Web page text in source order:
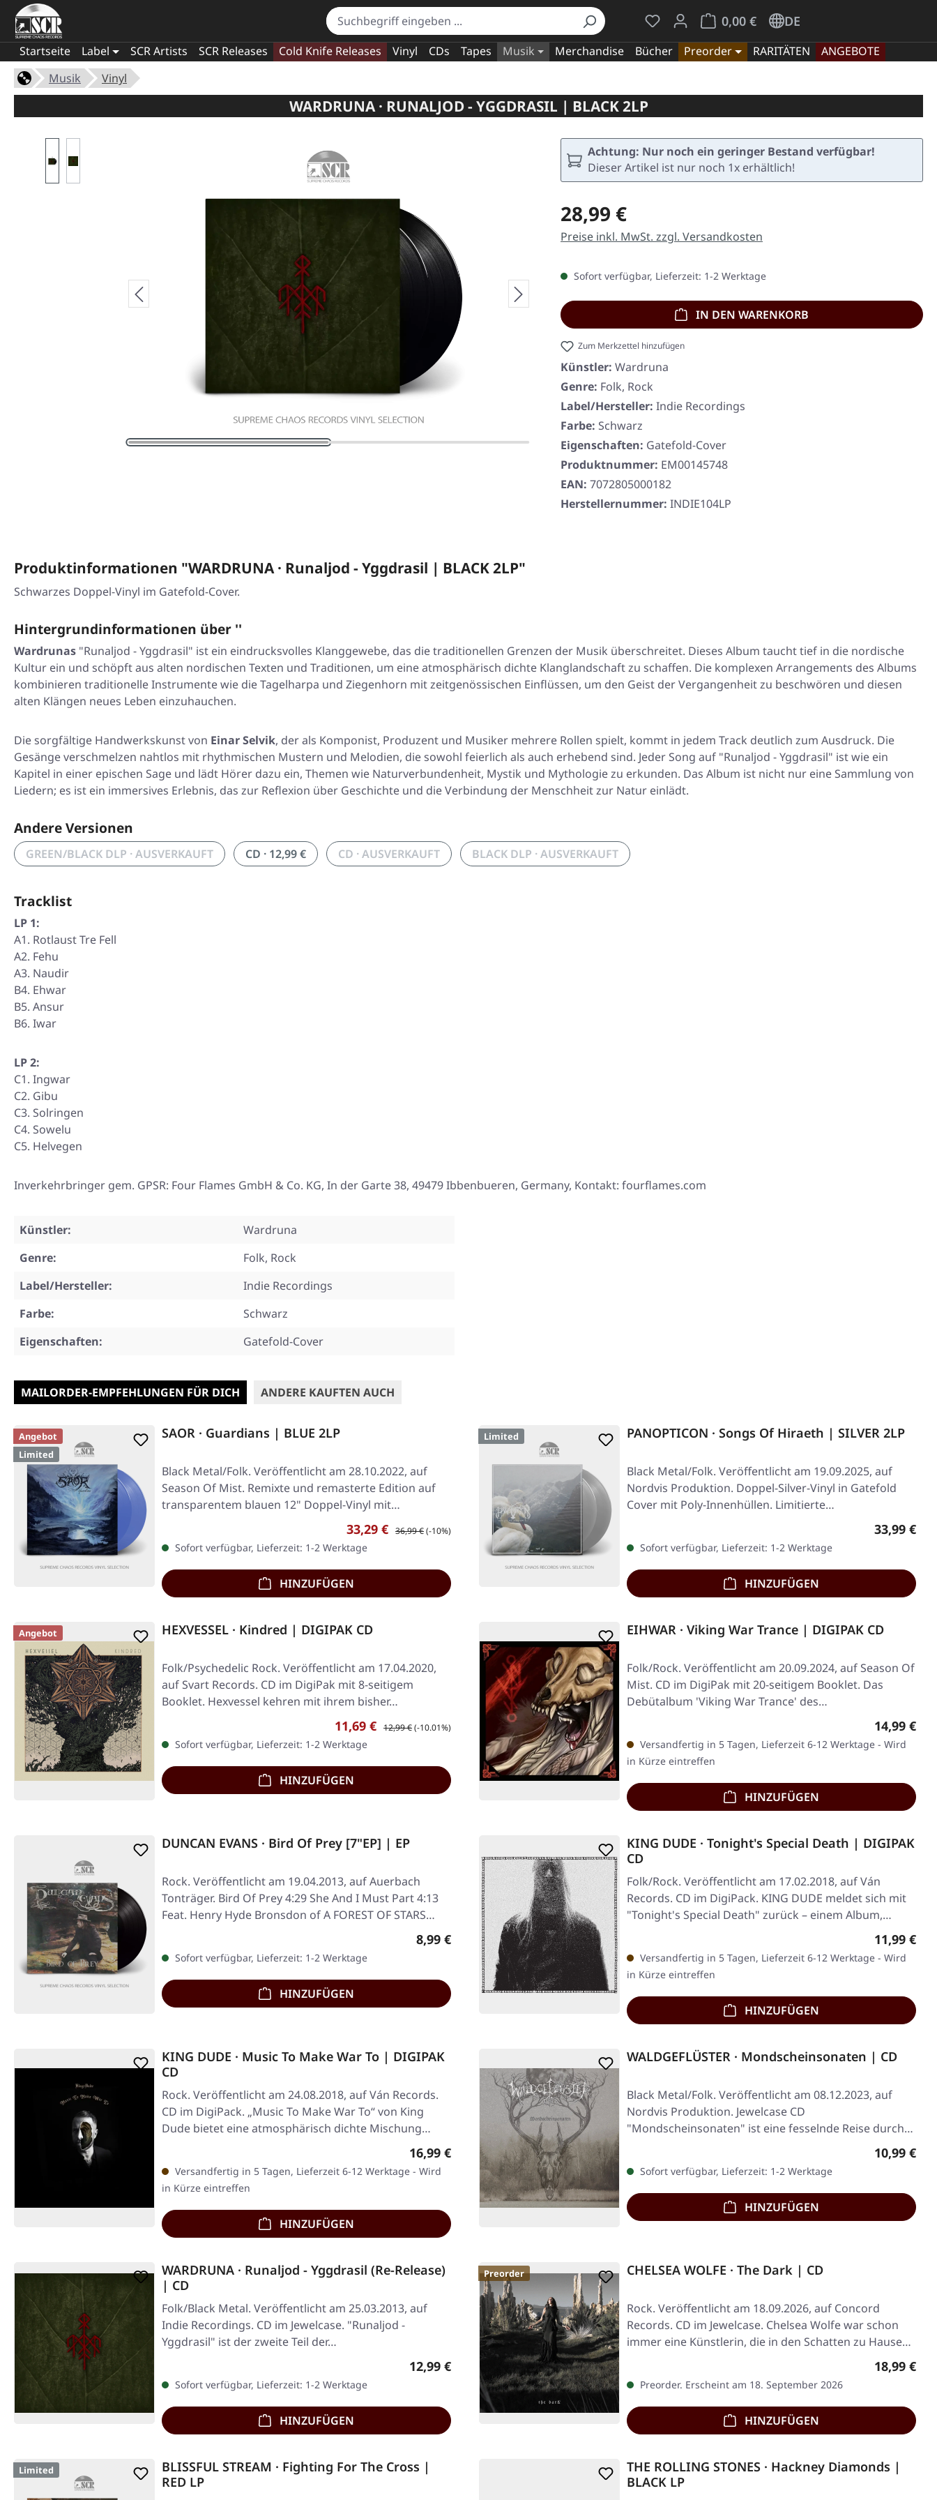
Du hast 0 Produkte auf dem Merkzettel
0,00 €
Warenkorb enthält 0 Positionen. Der
DE
Startseite Label SCR Artists SCR Releases Cold Knife Releases Vinyl CDs Tapes Musik Merchandise Bücher Preorder RARITÄTEN
ANGEBOTE
Musik
Vinyl
WARDRUNA · RUNALJOD - YGGDRASIL | BLACK 2LP
Achtung: Nur noch ein geringer Bestand verfügbar!
Dieser Artikel ist nur noch 1x erhältlich!
Regulärer Preis:
28,99 €
Preise inkl. MwSt. zzgl. Versandkosten
Sofort verfügbar, Lieferzeit: 1-2 Werktage
IN DEN WARENKORB
Zum Merkzettel hinzufügen
Künstler: Wardruna
Genre: Folk, Rock
Label/Hersteller: Indie Recordings
Farbe: Schwarz
Eigenschaften: Gatefold-Cover
Produktnummer: EM00145748
EAN: 7072805000182
Herstellernummer: INDIE104LP
Produktinformationen "WARDRUNA · Runaljod - Yggdrasil | BLACK 2LP"
Schwarzes Doppel-Vinyl im Gatefold-Cover.
Hintergrundinformationen über ''
Wardrunas "Runaljod - Yggdrasil" ist ein eindrucksvolles Klanggewebe, das die traditionellen Grenzen der Musik überschreitet. Dieses Album taucht tief in die nordische
Kultur ein und schöpft aus alten nordischen Texten und Traditionen, um eine atmosphärisch dichte Klanglandschaft zu schaffen. Die komplexen Arrangements des Albums
kombinieren traditionelle Instrumente wie die Tagelharpa und Ziegenhorn mit zeitgenössischen Einflüssen, um den Geist der Vergangenheit zu beschwören und diesen
alten Klängen neues Leben einzuhauchen.
Die sorgfältige Handwerkskunst von Einar Selvik, der als Komponist, Produzent und Musiker mehrere Rollen spielt, kommt in jedem Track deutlich zum Ausdruck. Die
Gesänge verschmelzen nahtlos mit rhythmischen Mustern und Melodien, die sowohl feierlich als auch erhebend sind. Jeder Song auf "Runaljod - Yggdrasil" ist wie ein
Kapitel in einer epischen Sage und lädt Hörer dazu ein, Themen wie Naturverbundenheit, Mystik und Mythologie zu erkunden. Das Album ist nicht nur eine Sammlung von
Liedern; es ist ein immersives Erlebnis, das zur Reflexion über Geschichte und die Verbindung der Menschheit zur Natur einlädt.
Andere Versionen
GREEN/BLACK DLP · AUSVERKAUFT CD · 12,99 € CD · AUSVERKAUFT BLACK DLP · AUSVERKAUFT
Tracklist
LP 1:
A1. Rotlaust Tre Fell
A2. Fehu
A3. Naudir
B4. Ehwar
B5. Ansur
B6. Iwar
LP 2:
C1. Ingwar
C2. Gibu
C3. Solringen
C4. Sowelu
C5. Helvegen
Inverkehrbringer gem. GPSR: Four Flames GmbH & Co. KG, In der Garte 38, 49479 Ibbenbueren, Germany, Kontakt: fourflames.com
Künstler:
Wardruna
Genre:
Folk, Rock
Label/Hersteller:
Indie Recordings
Farbe:
Schwarz
Eigenschaften:
Gatefold-Cover
MAILORDER-EMPFEHLUNGEN FÜR DICH ANDERE KAUFTEN AUCH
Angebot
Limited
SAOR · Guardians | BLUE 2LP
Black Metal/Folk. Veröffentlicht am 28.10.2022, auf
Season Of Mist. Remixte und remasterte Edition auf
transparentem blauen 12" Doppel-Vinyl mit…
Verkaufspreis:
33,29 € Regulärer Preis:
36,99 €(-10%)
Sofort verfügbar, Lieferzeit: 1-2 Werktage
HINZUFÜGEN
Limited PANOPTICON · Songs Of Hiraeth | SILVER 2LP
Black Metal/Folk. Veröffentlicht am 19.09.2025, auf
Nordvis Produktion. Doppel-Silver-Vinyl in Gatefold
Cover mit Poly-Innenhüllen. Limitierte…
Regulärer
33,99 €
Sofort verfügbar, Lieferzeit: 1-2 Werktage
HINZUFÜGEN
Angebot HEXVESSEL · Kindred | DIGIPAK CD
Folk/Psychedelic Rock. Veröffentlicht am 17.04.2020,
auf Svart Records. CD im DigiPak mit 8-seitigem
Booklet. Hexvessel kehren mit ihrem bisher…
Verkaufspreis:
11,69 € Regulärer Preis:
12,99 €(-10.01%)
Sofort verfügbar, Lieferzeit: 1-2 Werktage
HINZUFÜGEN
EIHWAR · Viking War Trance | DIGIPAK CD
Folk/Rock. Veröffentlicht am 20.09.2024, auf Season Of
Mist. CD im DigiPak mit 20-seitigem Booklet. Das
Debütalbum 'Viking War Trance' des…
Regulärer
14,99 €
Versandfertig in 5 Tagen, Lieferzeit 6-12 Werktage - Wird
in Kürze eintreffen
HINZUFÜGEN
DUNCAN EVANS · Bird Of Prey [7"EP] | EP
Rock. Veröffentlicht am 19.04.2013, auf Auerbach
Tonträger. Bird Of Prey 4:29 She And I Must Part 4:13
Feat. Henry Hyde Bronsdon of A FOREST OF STARS…
Regulärer Preis:
8,99 €
Sofort verfügbar, Lieferzeit: 1-2 Werktage
HINZUFÜGEN
KING DUDE · Tonight's Special Death | DIGIPAK
CD
Folk/Rock. Veröffentlicht am 17.02.2018, auf Ván
Records. CD im DigiPack. KING DUDE meldet sich mit
"Tonight's Special Death" zurück – einem Album,…
Regulärer
11,99 €
Versandfertig in 5 Tagen, Lieferzeit 6-12 Werktage - Wird
in Kürze eintreffen
HINZUFÜGEN
KING DUDE · Music To Make War To | DIGIPAK
CD
Rock. Veröffentlicht am 24.08.2018, auf Ván Records.
CD im DigiPack. „Music To Make War To“ von King
Dude bietet eine atmosphärisch dichte Mischung…
Regulärer Preis:
16,99 €
Versandfertig in 5 Tagen, Lieferzeit 6-12 Werktage - Wird
in Kürze eintreffen
HINZUFÜGEN
WALDGEFLÜSTER · Mondscheinsonaten | CD
Black Metal/Folk. Veröffentlicht am 08.12.2023, auf
Nordvis Produktion. Jewelcase CD
"Mondscheinsonaten" ist eine fesselnde Reise durch
Regulärer
10,99 €
Sofort verfügbar, Lieferzeit: 1-2 Werktage
HINZUFÜGEN
WARDRUNA · Runaljod - Yggdrasil (Re-Release)
| CD
Folk/Black Metal. Veröffentlicht am 25.03.2013, auf
Indie Recordings. CD im Jewelcase. "Runaljod -
Yggdrasil" ist der zweite Teil der…
Regulärer Preis:
12,99 €
Sofort verfügbar, Lieferzeit: 1-2 Werktage
HINZUFÜGEN
Preorder CHELSEA WOLFE · The Dark | CD
Rock. Veröffentlicht am 18.09.2026, auf Concord
Records. CD im Jewelcase. Chelsea Wolfe war schon
immer eine Künstlerin, die in den Schatten zu Hause…
Regulärer
18,99 €
Preorder. Erscheint am 18. September 2026
HINZUFÜGEN
Limited
BLISSFUL STREAM · Fighting For The Cross |
RED LP
THE ROLLING STONES · Hackney Diamonds |
BLACK LP